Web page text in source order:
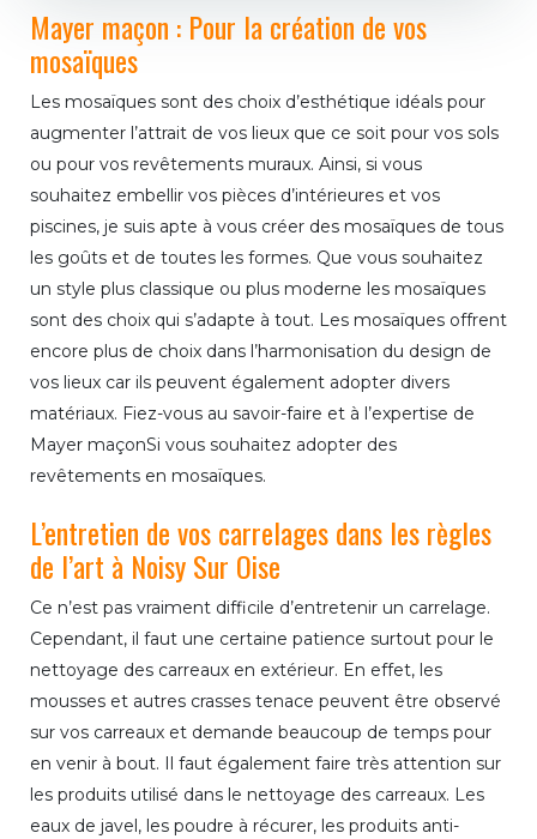
Mayer maçon : Pour la création de vos
mosaïques
Les mosaïques sont des choix d’esthétique idéals pour
augmenter l’attrait de vos lieux que ce soit pour vos sols
ou pour vos revêtements muraux. Ainsi, si vous
souhaitez embellir vos pièces d’intérieures et vos
piscines, je suis apte à vous créer des mosaïques de tous
les goûts et de toutes les formes. Que vous souhaitez
un style plus classique ou plus moderne les mosaïques
sont des choix qui s’adapte à tout. Les mosaïques offrent
encore plus de choix dans l’harmonisation du design de
vos lieux car ils peuvent également adopter divers
matériaux. Fiez-vous au savoir-faire et à l’expertise de
Mayer maçonSi vous souhaitez adopter des
revêtements en mosaïques.
L’entretien de vos carrelages dans les règles
de l’art à Noisy Sur Oise
Ce n’est pas vraiment difficile d’entretenir un carrelage.
Cependant, il faut une certaine patience surtout pour le
nettoyage des carreaux en extérieur. En effet, les
mousses et autres crasses tenace peuvent être observé
sur vos carreaux et demande beaucoup de temps pour
en venir à bout. Il faut également faire très attention sur
les produits utilisé dans le nettoyage des carreaux. Les
eaux de javel, les poudre à récurer, les produits anti-